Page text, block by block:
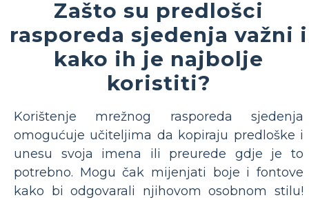
Zašto su predlošci
rasporeda sjedenja važni i
kako ih je najbolje
koristiti?
Korištenje mrežnog rasporeda sjedenja
omogućuje učiteljima da kopiraju predloške i
unesu svoja imena ili preurede gdje je to
potrebno. Mogu čak mijenjati boje i fontove
kako bi odgovarali njihovom osobnom stilu!